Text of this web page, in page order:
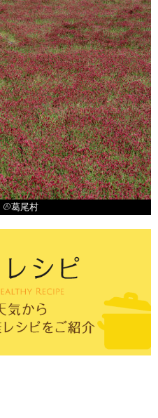
@葛尾村